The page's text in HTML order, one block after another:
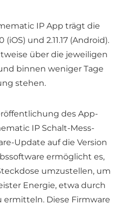
IP App trägt die
und 2.11.17 (Android).
über die jeweiligen
binnen weniger Tage
stehen.
des App-
IP Schalt-Mess-
Update auf die Version
ermöglicht es,
umzustellen, um
Energie, etwa durch
ermitteln. Diese Firmware